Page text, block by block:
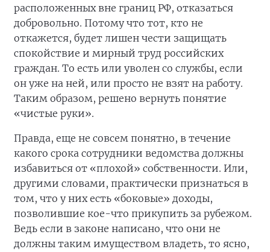
расположенных вне границ РФ, отказаться
добровольно. Потому что тот, кто не
откажется, будет лишен чести защищать
спокойствие и мирный труд российских
граждан. То есть или уволен со службы, если
он уже на ней, или просто не взят на работу.
Таким образом, решено вернуть понятие
«чистые руки».
Правда, еще не совсем понятно, в течение
какого срока сотрудники ведомства должны
избавиться от «плохой» собственности. Или,
другими словами, практически признаться в
том, что у них есть «боковые» доходы,
позволившие кое-что прикупить за рубежом.
Ведь если в законе написано, что они не
должны таким имуществом владеть, то ясно,